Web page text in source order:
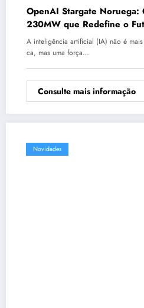
OpenAI Stargate Noruega:
230MW que Redefine o
A inteligência artificial (IA) não é
ca, mas uma força…
Consulte mais informação
Novidades